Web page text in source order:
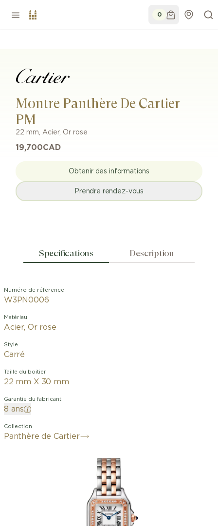
0
Montre Panthère De Cartier
PM
22 mm, Acier, Or rose
19,700CAD
Obtenir des informations
Prendre rendez-vous
Specifications Description
Numéro de référence
W3PN0006
Matériau
Acier, Or rose
Style
Carré
Taille du boitier
22 mm X 30 mm
Garantie du fabricant
8 ans
Collection
Panthère de Cartier
de Cartier arbore l'un des designs les
plus emblématiques de la Maison.
Conçue dans les années 1980 et plus
contemporaine que jamais, elle est une
véritable icône de mode pour les
femmes au style affirmé.